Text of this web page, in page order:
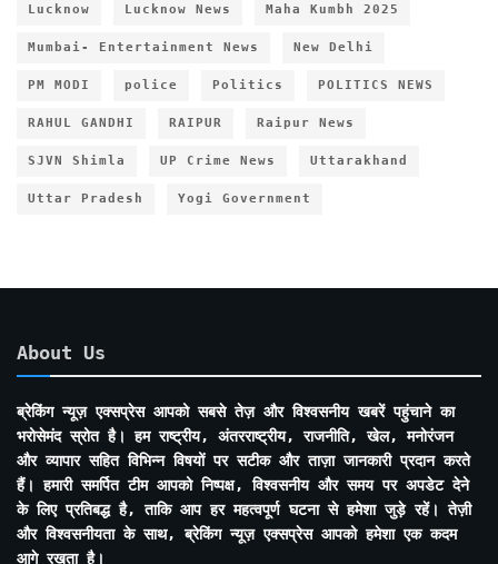
Lucknow Lucknow News Maha Kumbh 2025
Mumbai- Entertainment News New Delhi
PM MODI police Politics POLITICS NEWS
RAHUL GANDHI RAIPUR Raipur News
SJVN Shimla UP Crime News Uttarakhand
Uttar Pradesh Yogi Government
About Us
ब्रेकिंग न्यूज़ एक्सप्रेस आपको सबसे तेज़ और विश्वसनीय खबरें पहुंचाने का
भरोसेमंद स्रोत है। हम राष्ट्रीय, अंतरराष्ट्रीय, राजनीति, खेल, मनोरंजन
और व्यापार सहित विभिन्न विषयों पर सटीक और ताज़ा जानकारी प्रदान करते
हैं। हमारी समर्पित टीम आपको निष्पक्ष, विश्वसनीय और समय पर अपडेट देने
के लिए प्रतिबद्ध है, ताकि आप हर महत्वपूर्ण घटना से हमेशा जुड़े रहें। तेज़ी
और विश्वसनीयता के साथ, ब्रेकिंग न्यूज़ एक्सप्रेस आपको हमेशा एक कदम
आगे रखता है।